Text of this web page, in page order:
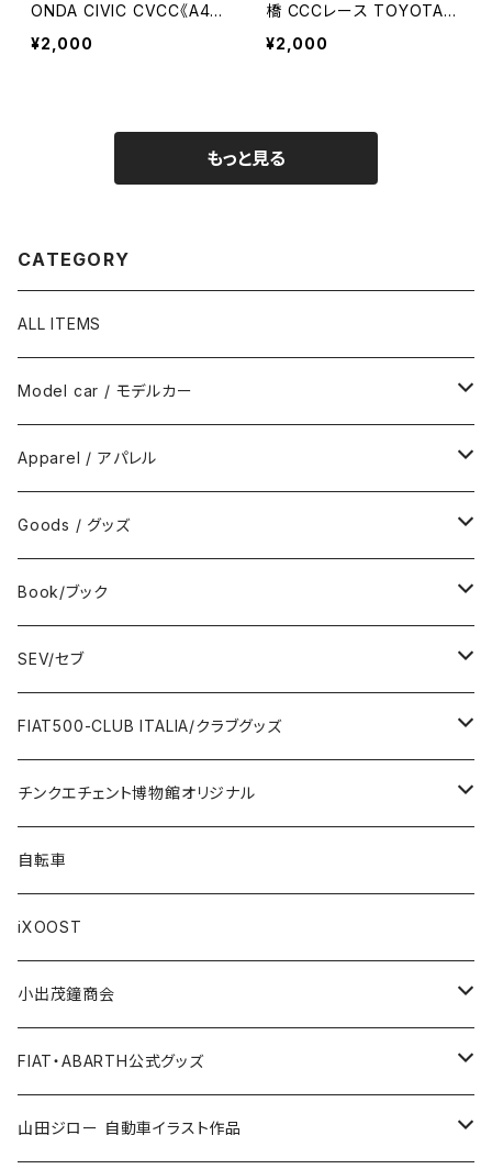
ONDA CIVIC CVCC《A4/
A3サイズ》
¥2,000
橋 CCCレース TOYOTA S
PORTS 800《A4/A3サイ
ズ》
¥2,000
もっと見る
CATEGORY
ALL ITEMS
Model car / モデルカー
FIAT
ABARTH
DeAGOSTINI
Giannini
FERRARI
LANCIA
AUTOBIANCHI
Others / その他
Apparel / アパレル
Wear / ウエア
Bag / バッグ
Towel / タオル
Wallet / 財布
Key Case / キーケース
Key Ring / キーリング
Belt / ベルト
Handkerchief / ハンカチ
Cap / キャップ
Others / その他
Goods / グッズ
Sticker / ステッカー
Badge / バッジ
Lunch box / ランチボックス
Flag / フラッグ
Ornament / 置物
Bicycle accessories / 自転車関連
Pen / ペン
Illustration / イラスト
小出茂鐘商会
Doll / ドール
Book/ブック
ABARTH/アバルト
KOIDESHIGEKANESHOUKAI/小出茂鐘商会
FIAT500/フィアット500
FIAT/フィアット
Race/レース
Others / その他
SEV/セブ
Automobile/自動車
Health/健康
FIAT500-CLUB ITALIA/クラブグッズ
Bag/バッグ
Sticker/ステッカー
Emblem/エンブレム
Goods／グッズ
Miniature Car／ミニカー
Wear／ウェア
チンクエチェント博物館オリジナル
Sticker / ステッカー
Bag / バッグ
Tshirt / Tシャツ
Pouch / ポーチ
Steel badge / 缶バッジ
自転車
iXOOST
小出茂鐘商会
イラストスタンド
FIAT・ABARTH公式グッズ
Wallet / 財布
山田ジロー 自動車イラスト作品